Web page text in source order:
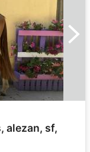
alezan, sf,